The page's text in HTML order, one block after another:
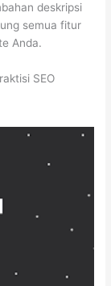
deskripsi
semua fitur
Anda.
SEO